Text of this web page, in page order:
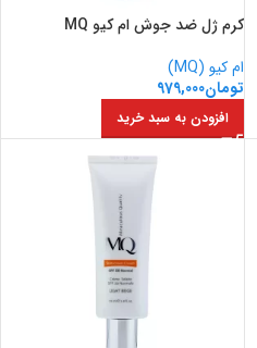
کرم ژل ضد جوش ام کیو MQ
ام کیو (MQ)
تومان979,000
افزودن به سبد خرید